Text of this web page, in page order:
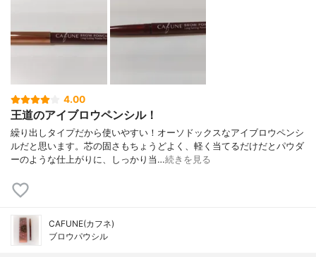
4.00
王道のアイブロウペンシル！
繰り出しタイプだから使いやすい！オーソドックスなアイブロウペンシ
ルだと思います。芯の固さもちょうどよく、軽く当てるだけだとパウダ
ーのような仕上がりに、しっかり当…続きを見る
CAFUNE(カフネ)
ブロウパウシル